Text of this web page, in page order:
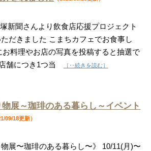
新聞さんより飲食店応援プロジェクト
だきました こまちカフェでお食事し
料理やお店の写真を投稿すると抽選で
舗につき1つ当
［‥続きを読む］
展～珈琲のある暮らし～イベント
09/18更新）
物展〜珈琲のある暮らし〜》 10/11(月)〜